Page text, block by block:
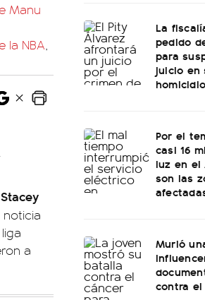
Manu
la NBA,
noticia
a
La
pedido
para
juicio en
homicidio
Por el
casi 16
luz en el
son las
Murió
contra